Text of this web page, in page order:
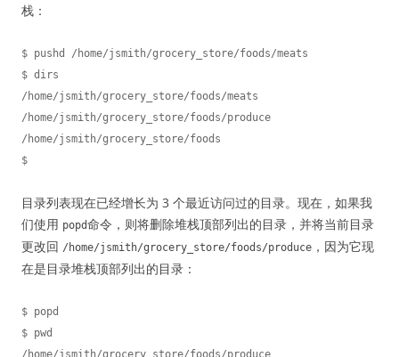
栈：
$ pushd /home/jsmith/grocery_store/foods/meats
$ dirs
/home/jsmith/grocery_store/foods/meats
/home/jsmith/grocery_store/foods/produce
/home/jsmith/grocery_store/foods
目录列表现在已经增长为 3 个最近访问过的目录。现在，如果我
们使用 popd命令，则将删除堆栈顶部列出的目录，并将当前目录
更改回 /home/jsmith/grocery_store/foods/produce ，因为它现
在是目录堆栈顶部列出的目录：
$ popd
$ pwd